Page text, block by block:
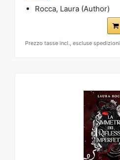
Rocca, Laura (Author)
Prezzo tasse incl., escluse spedizioni